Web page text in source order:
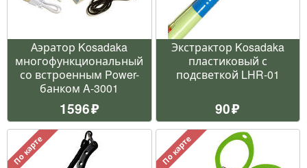
Аэратор Kosadaka
многофункциональный
со встроенным Power-
банком A-3001
1596
Экстрактор Kosadaka
пластиковый с
подсветкой LHR-01
90
По карте По карте